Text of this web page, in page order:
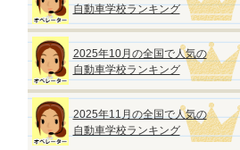
自動車学校ランキング
2025年10月の全国で人気の
自動車学校ランキング
2025年11月の全国で人気の
自動車学校ランキング